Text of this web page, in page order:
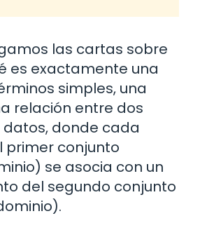
las cartas sobre
es exactamente una
simples, una
relación entre dos
donde cada
primer conjunto
se asocia con un
del segundo conjunto